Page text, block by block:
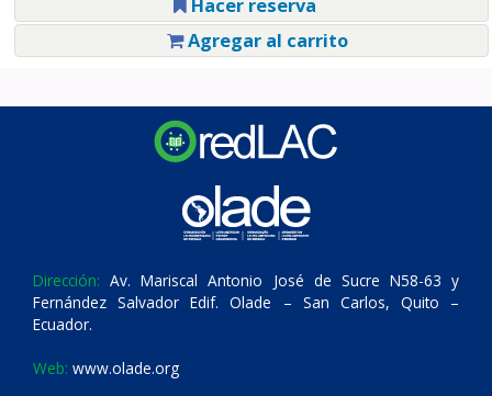
Agregar al carrito
Dirección: Av. Mariscal Antonio José de Sucre N58-63 y
Fernández Salvador Edif. Olade – San Carlos, Quito –
Ecuador.
Web: www.olade.org